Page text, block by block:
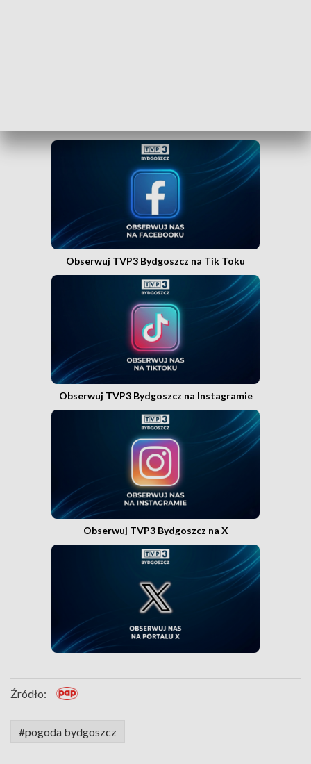
Obserwuj TVP3 Bydgoszcz na Tik Toku
Obserwuj TVP3 Bydgoszcz na Instagramie
Obserwuj TVP3 Bydgoszcz na X
Źródło:
#pogoda bydgoszcz